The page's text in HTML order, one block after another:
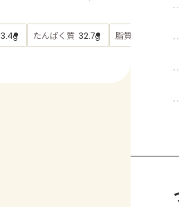
3.4g たんぱく質 32.7g 脂質